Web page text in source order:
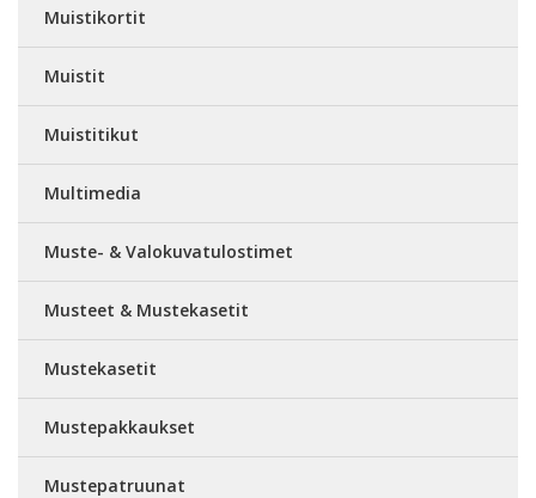
Muistikortit
Muistit
Muistitikut
Multimedia
Muste- & Valokuvatulostimet
Musteet & Mustekasetit
Mustekasetit
Mustepakkaukset
Mustepatruunat